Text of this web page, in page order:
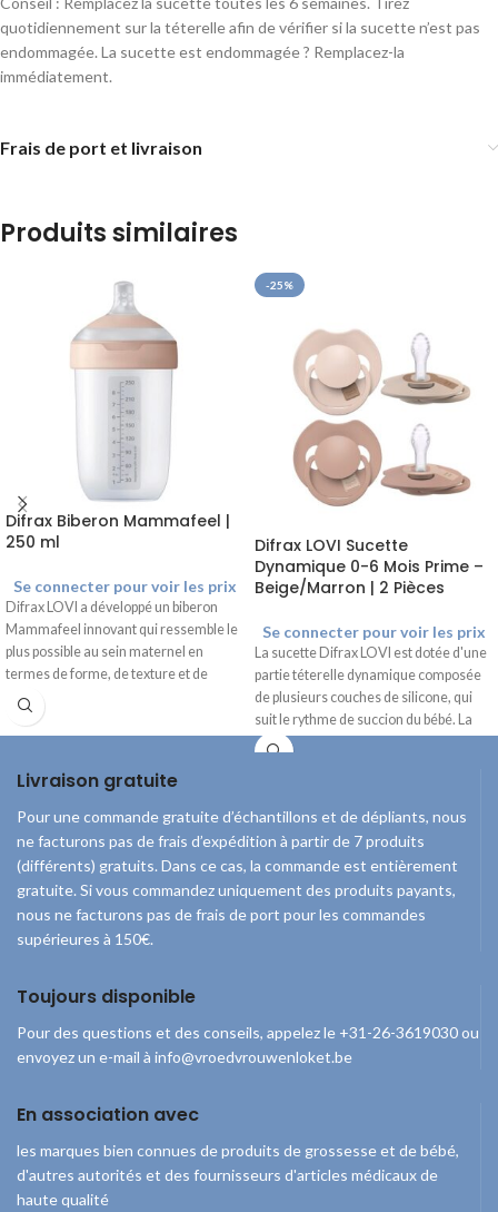
quotidiennement sur la téterelle afin de vérifier si la sucette n’est pas
endommagée. La sucette est endommagée ? Remplacez-la
immédiatement.
Frais de port et livraison
Produits similaires
Difrax Biberon Mammafeel |
250 ml
Se connecter pour voir les prix
Difrax LOVI a développé un biberon
Mammafeel innovant qui ressemble le
plus possible au sein maternel en
termes de forme, de texture et de
dynamique. Le toucher doux comme la
peau de maman assure une transition
facile et sûre du sein au biberon.
réduction considérable
de 25 % sur le prix d'achat
par rapport au prix de
détail.
Le biberon de 250 ml est équipé d'une
tétine Slow 3m+.
-25%
Difrax LOVI Sucette
Dynamique 0-6 Mois Prime –
Beige/Marron | 2 Pièces
Se connecter pour voir les prix
La sucette Difrax LOVI est dotée d'une
partie téterelle dynamique composée
de plusieurs couches de silicone, qui
suit le rythme de succion du bébé. La
forme symétrique de la partie téterelle
Convient aux bébés de 0 à 6 mois
Vous bénéficiez d’une
réduction considérable
de 25 % sur le prix d’achat
par rapport au prix de
détail.
Livraison gratuite
Pour une commande gratuite d’échantillons et de dépliants, nous
ne facturons pas de frais d’expédition à partir de 7 produits
(différents) gratuits. Dans ce cas, la commande est entièrement
gratuite. Si vous commandez uniquement des produits payants,
nous ne facturons pas de frais de port pour les commandes
supérieures à 150€.
Toujours disponible
Pour des questions et des conseils, appelez le +31-26-3619030 ou
envoyez un e-mail à info@vroedvrouwenloket.be
En association avec
les marques bien connues de produits de grossesse et de bébé,
d'autres autorités et des fournisseurs d'articles médicaux de
haute qualité